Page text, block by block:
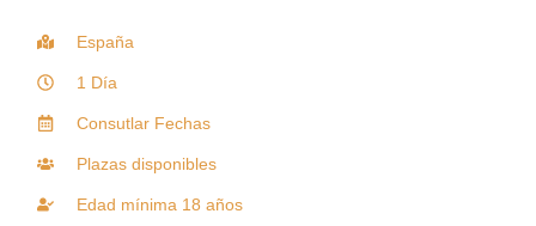
España
1 Día
Consutlar Fechas
Plazas disponibles
Edad mínima 18 años